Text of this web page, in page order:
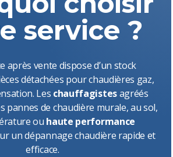
service ?
après vente dispose d’un stock
détachées pour chaudières gaz,
Les chauffagistesagréés
pannes de chaudière murale, au sol,
ou haute performance
un dépannage chaudière rapide et
efficace.